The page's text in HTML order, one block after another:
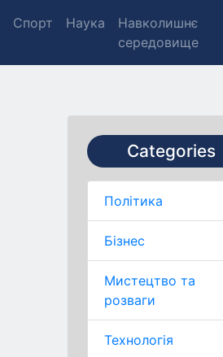
Спорт Наука
Навколишнє
середовище
Categories
Політика
Бізнес
Мистецтво та
розваги
Технологія